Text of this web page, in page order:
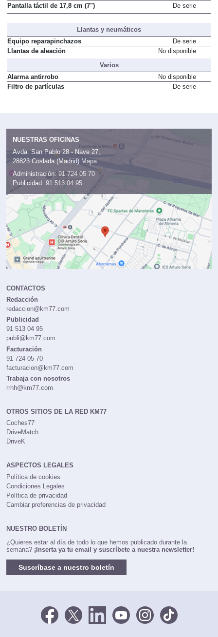
Pantalla táctil de 17,8 cm (7")
De serie
Llantas y neumáticos
Equipo reparapinchazos
De serie
Llantas de aleación
No disponible
Varios
Alarma antirrobo
No disponible
Filtro de partículas
De serie
NUESTRAS OFICINAS
Avda. San Pablo 28 - Nave 27,
28823 Coslada (Madrid) Mapa
Administración: 91 724 05 70
Publicidad: 91 513 04 95
CONTACTOS
Redacción
redaccion@km77.com
Publicidad
91 513 04 95
publi@km77.com
Facturación
91 724 05 70
facturacion@km77.com
Trabaja con nosotros
rrhh@km77.com
OTROS SITIOS DE LA RED KM77
Coches77
DriveMatch
DriveK
ASPECTOS LEGALES
Política de cookies
Condiciones Legales
Política de privacidad
Cambiar preferencias de privacidad
NUESTRO BOLETÍN
¿Quieres estar al día de todo lo que hemos publicado durante la
semana? ¡Inserta ya tu email y suscríbete a nuestra newsletter!
Suscríbase a nuestro boletín